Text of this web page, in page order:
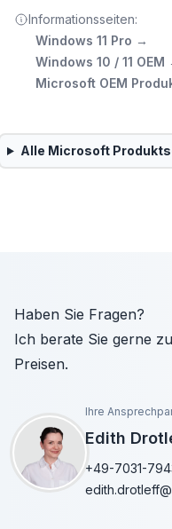
Informationsseiten:
Windows 11 Pro →
Windows 10 / 11 OEM
Microsoft OEM
Alle Microsoft
Haben Sie Fragen?
Ich berate Sie gerne
Preisen.
Ihre
Edith
+49-7031-